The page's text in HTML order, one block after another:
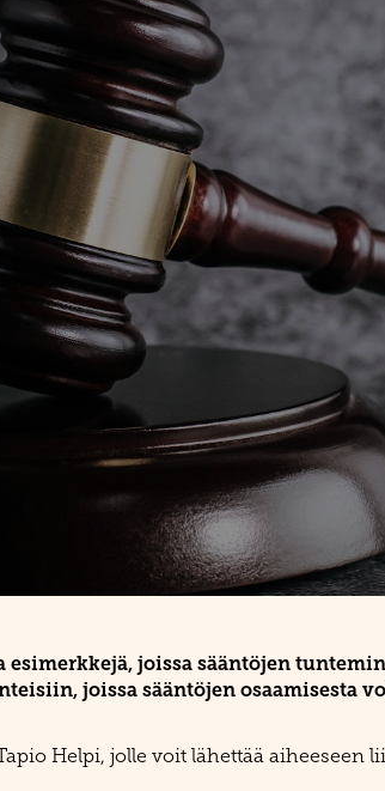
joissa sääntöjen
joissa sääntöjen osaamisesta
Helpi, jolle voit lähettää aiheeseen